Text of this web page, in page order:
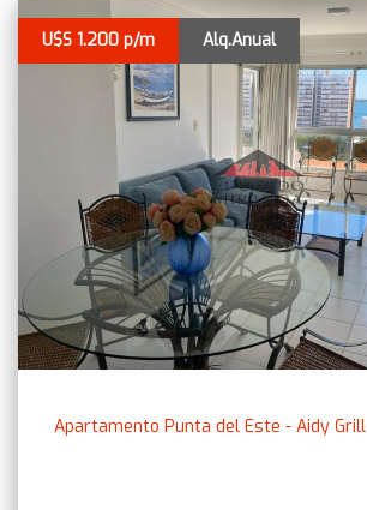
U$S 1.200 p/m Alq.Anual
Apartamento Punta del Este - Aidy Grill